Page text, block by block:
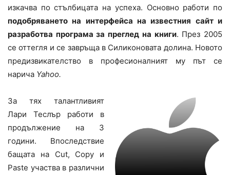
изкачва по стълбицата на успеха. Основно работи по
подобряването на интерфейса на известния сайт и
разработва програма за преглед на книги. През 2005
се оттегля и се завръща в Силиконовата долина. Новото
предизвикателство в професионалният му път се
нарича Yahoo.
За тях талантливият
Лари Теслър работи в
продължение на 3
години. Впоследствие
бащата на Cut, Copy и
Paste участва в различни